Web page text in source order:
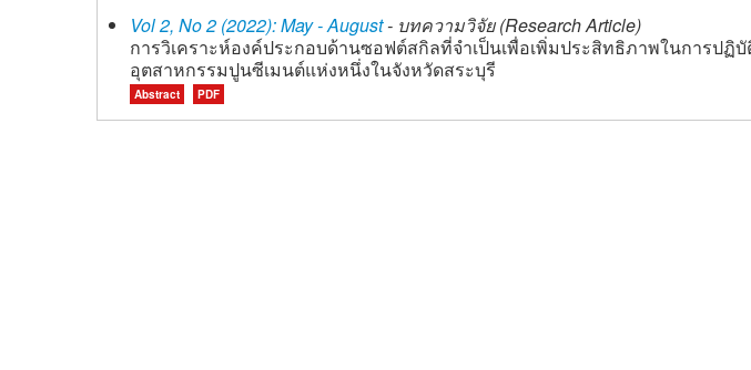
Vol 2, No 2 (2022): May - August- บทความวิจัย (Research Article)
การวิเคราะห์องค์ประกอบด้านซอฟต์สกิลที่จำเป็นเพื่อเพิ่มประสิทธิภาพในการปฏิ
อุตสาหกรรมปูนซีเมนต์แห่งหนึ่งในจังหวัดสระบุรี
Abstract PDF